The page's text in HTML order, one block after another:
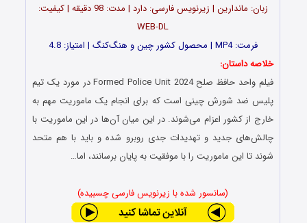
زبان: ماندارین | زیرنویس فارسی: دارد | مدت: 98 دقیقه | کیفیت:
WEB-DL
فرمت: MP4 | محصول کشور چین و هنگ‌کنگ | امتیاز: 4.8
خلاصه داستان:
فیلم واحد حافظ صلح
Formed Police Unit 2024 در مورد یک تیم
پلیس ضد شورش چینی است که برای انجام یک ماموریت مهم به
خارج از کشور اعزام می‌شوند. در این میان آن‌ها در این ماموریت با
چالش‌های جدید و تهدیدات جدی روبرو شده و باید با هم متحد
شوند تا این ماموریت را با موفقیت به پایان برسانند، اما…
(سانسور شده با زیرنویس فارسی چسبیده)